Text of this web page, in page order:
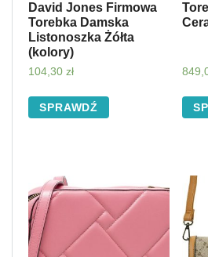
David Jones Firmowa
Torebka Damska
Listonoszka Żółta
(kolory)
104,30 zł
SPRAWDŹ